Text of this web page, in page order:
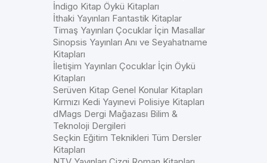
İndigo Kitap Öykü Kitapları
İthaki Yayınları Fantastik Kitaplar
Timaş Yayınları Çocuklar İçin Masallar
Sinopsis Yayınları Anı ve Seyahatname
Kitapları
İletişim Yayınları Çocuklar İçin Öykü
Kitapları
Serüven Kitap Genel Konular Kitapları
Kırmızı Kedi Yayınevi Polisiye Kitapları
dMags Dergi Mağazası Bilim &
Teknoloji Dergileri
Seçkin Eğitim Teknikleri Tüm Dersler
Kitapları